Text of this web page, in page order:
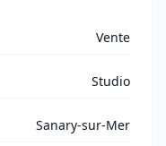
Vente
Studio
Sanary-sur-Mer